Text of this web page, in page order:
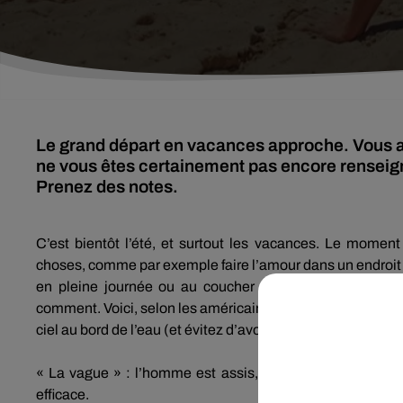
Le grand départ en vacances approche.
ne vous êtes certainement pas encore
Prenez des notes.
C’est bientôt l’été, et surtout les vacances. Le
choses, comme par exemple faire l’amour dans un
en pleine journée ou au coucher du soleil...
comment. Voici, selon les américains de
ciel au bord de l’eau (et évitez d’avoir des grains de sable
« La vague » : l’homme est assis, cul nu, sur le sable.
efficace.